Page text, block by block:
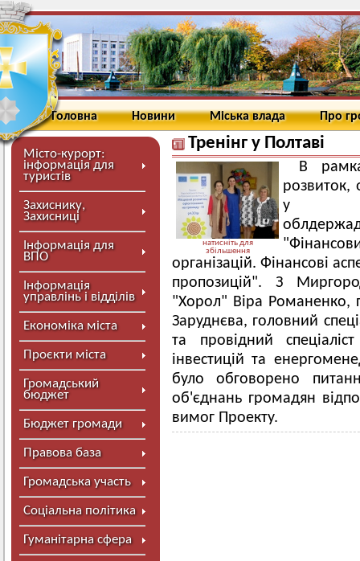
Головна Новини Міська влада Про
Місто-курорт:
інформація для
туристів
Захиснику,
Захисниці
Інформація для
ВПО
Інформація
управлінь і відділів
Економіка міста
Проєкти міста
Громадський
бюджет
Бюджет громади
Правова база
Громадська участь
Соціальна політика
Гуманітарна сфера
Тренінг у Полтаві
натисніть для
збільшення
В
розвиток,
у
організацій. Фінансові
пропозицій". З
"Хорол" Віра Романенко,
Заруднєва, головний
та провідний
інвестицій та
було обговорено
об'єднань громадян
вимог Проекту.